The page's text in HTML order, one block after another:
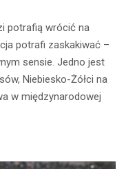
potrafią wrócić na
potrafi zaskakiwać –
sensie. Jedno jest
Niebiesko-Żółci na
w międzynarodowej